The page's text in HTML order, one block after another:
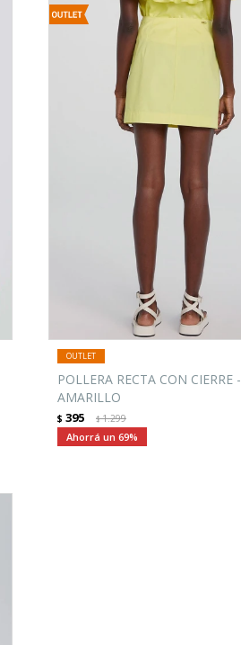
POLLERA RECTA CON CIERRE -
AMARILLO
$ 395 $1.299
69